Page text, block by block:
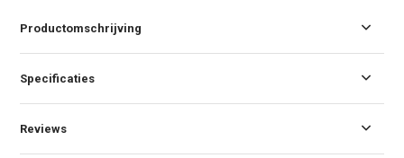
Productomschrijving
Specificaties
Reviews